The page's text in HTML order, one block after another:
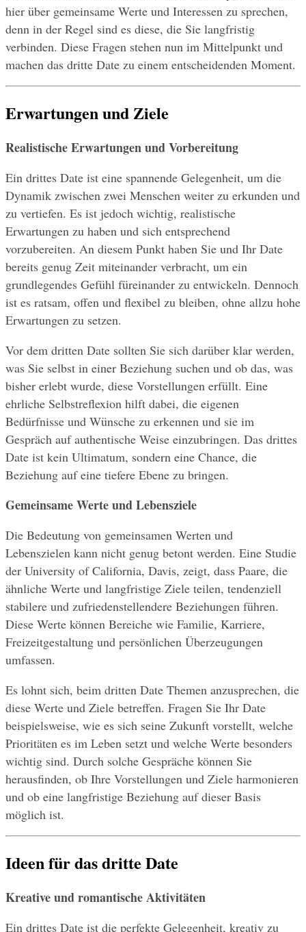
hier über gemeinsame Werte und Interessen zu sprechen,
denn in der Regel sind es diese, die Sie langfristig
verbinden. Diese Fragen stehen nun im Mittelpunkt und
machen das dritte Date zu einem entscheidenden Moment.
Erwartungen und Ziele
Realistische Erwartungen und Vorbereitung
Ein drittes Date ist eine spannende Gelegenheit, um die
Dynamik zwischen zwei Menschen weiter zu erkunden und
zu vertiefen. Es ist jedoch wichtig, realistische
Erwartungen zu haben und sich entsprechend
vorzubereiten. An diesem Punkt haben Sie und Ihr Date
bereits genug Zeit miteinander verbracht, um ein
grundlegendes Gefühl füreinander zu entwickeln. Dennoch
ist es ratsam, offen und flexibel zu bleiben, ohne allzu hohe
Erwartungen zu setzen.
Vor dem dritten Date sollten Sie sich darüber klar werden,
was Sie selbst in einer Beziehung suchen und ob das, was
bisher erlebt wurde, diese Vorstellungen erfüllt. Eine
ehrliche Selbstreflexion hilft dabei, die eigenen
Bedürfnisse und Wünsche zu erkennen und sie im
Gespräch auf authentische Weise einzubringen. Das drittes
Date ist kein Ultimatum, sondern eine Chance, die
Beziehung auf eine tiefere Ebene zu bringen.
Gemeinsame Werte und Lebensziele
Die Bedeutung von gemeinsamen Werten und
Lebenszielen kann nicht genug betont werden. Eine Studie
der University of California, Davis, zeigt, dass Paare, die
ähnliche Werte und langfristige Ziele teilen, tendenziell
stabilere und zufriedenstellendere Beziehungen führen.
Diese Werte können Bereiche wie Familie, Karriere,
Freizeitgestaltung und persönlichen Überzeugungen
umfassen.
Es lohnt sich, beim dritten Date Themen anzusprechen, die
diese Werte und Ziele betreffen. Fragen Sie Ihr Date
beispielsweise, wie es sich seine Zukunft vorstellt, welche
Prioritäten es im Leben setzt und welche Werte besonders
wichtig sind. Durch solche Gespräche können Sie
herausfinden, ob Ihre Vorstellungen und Ziele harmonieren
und ob eine langfristige Beziehung auf dieser Basis
möglich ist.
Ideen für das dritte Date
Kreative und romantische Aktivitäten
Ein drittes Date ist die perfekte Gelegenheit, kreativ zu